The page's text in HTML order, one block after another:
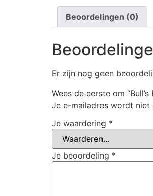
Beoordelingen (0)
Er zijn nog geen
Wees de eerste om
Je e-mailadres wordt niet
Je waardering *
Je beoordeling *